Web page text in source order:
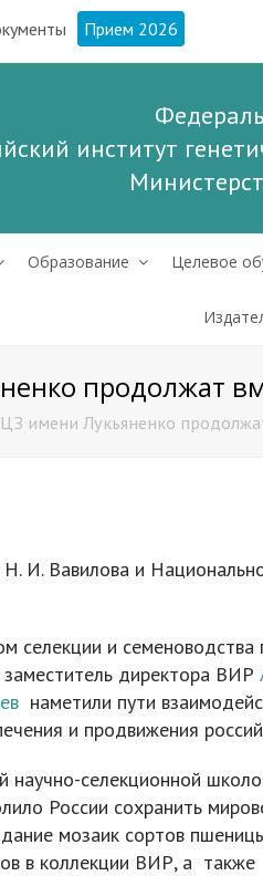
Прием 2026
институт
Образование Целевое
продолжат
имени Лукьяненко
И. Вавилова и
и
директора ВИР
наметили пути
и продвижения
селекционной
России сохранить
мозаик сортов
в коллекции ВИР, а